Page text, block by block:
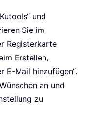
und
Sie im
Registerkarte
Erstellen,
E-Mail hinzufügen“.
an und
zu